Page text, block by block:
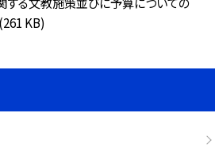
(261 KB)